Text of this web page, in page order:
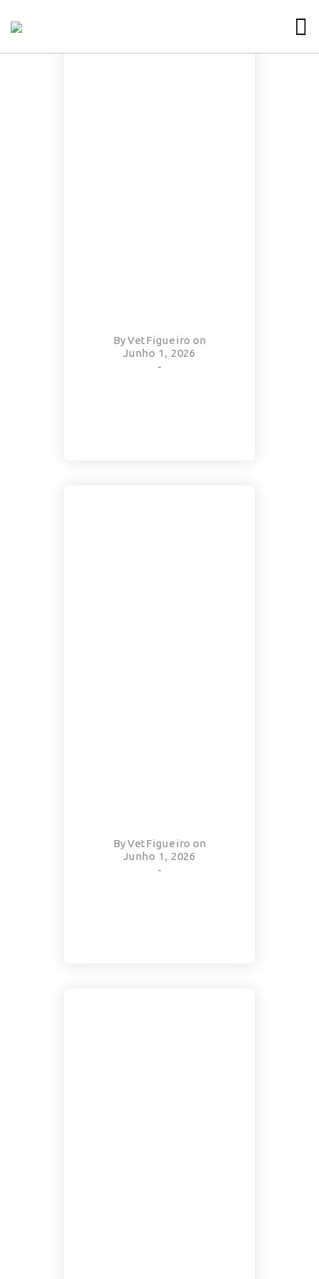
ByVetFigueiro on
Junho 1, 2026
-
ByVetFigueiro on
Junho 1, 2026
-